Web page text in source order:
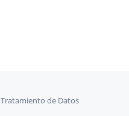
Tratamiento de Datos